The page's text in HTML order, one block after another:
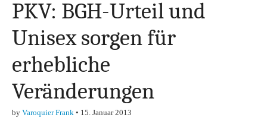
PKV: BGH-Urteil und
Unisex sorgen für
erhebliche
Veränderungen
by Varoquier Frank • 15. Januar 2013